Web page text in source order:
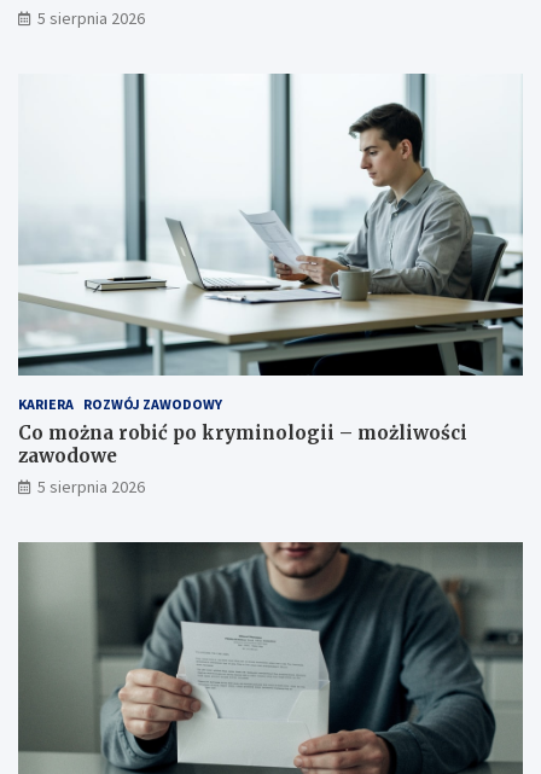
5 sierpnia 2026
KARIERA ROZWÓJ ZAWODOWY
Co można robić po kryminologii – możliwości
zawodowe
5 sierpnia 2026